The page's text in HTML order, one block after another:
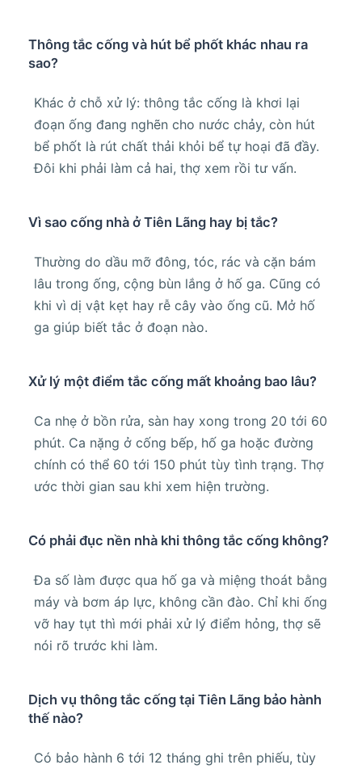
Thông tắc cống và hút bể phốt khác nhau ra
sao?
Khác ở chỗ xử lý: thông tắc cống là khơi lại
đoạn ống đang nghẽn cho nước chảy, còn hút
bể phốt là rút chất thải khỏi bể tự hoại đã đầy.
Đôi khi phải làm cả hai, thợ xem rồi tư vấn.
Vì sao cống nhà ở Tiên Lãng hay bị tắc?
Thường do dầu mỡ đông, tóc, rác và cặn bám
lâu trong ống, cộng bùn lắng ở hố ga. Cũng có
khi vì dị vật kẹt hay rễ cây vào ống cũ. Mở hố
ga giúp biết tắc ở đoạn nào.
Xử lý một điểm tắc cống mất khoảng bao lâu?
Ca nhẹ ở bồn rửa, sàn hay xong trong 20 tới 60
phút. Ca nặng ở cống bếp, hố ga hoặc đường
chính có thể 60 tới 150 phút tùy tình trạng. Thợ
ước thời gian sau khi xem hiện trường.
Có phải đục nền nhà khi thông tắc cống không?
Đa số làm được qua hố ga và miệng thoát bằng
máy và bơm áp lực, không cần đào. Chỉ khi ống
vỡ hay tụt thì mới phải xử lý điểm hỏng, thợ sẽ
nói rõ trước khi làm.
Dịch vụ thông tắc cống tại Tiên Lãng bảo hành
thế nào?
Có bảo hành 6 tới 12 tháng ghi trên phiếu, tùy